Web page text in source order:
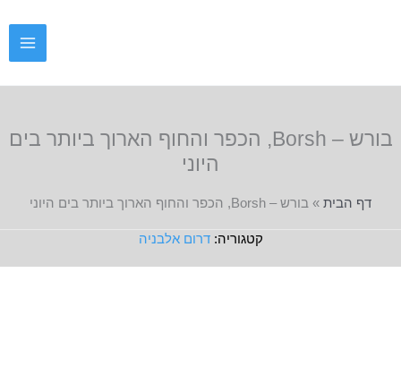
בורש – Borsh, הכפר והחוף הארוך ביותר בים
היוני
דף הבית » בורש – Borsh, הכפר והחוף הארוך ביותר בים היוני
דרום אלבניה